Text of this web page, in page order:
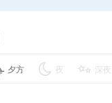
夕方 夜 深夜